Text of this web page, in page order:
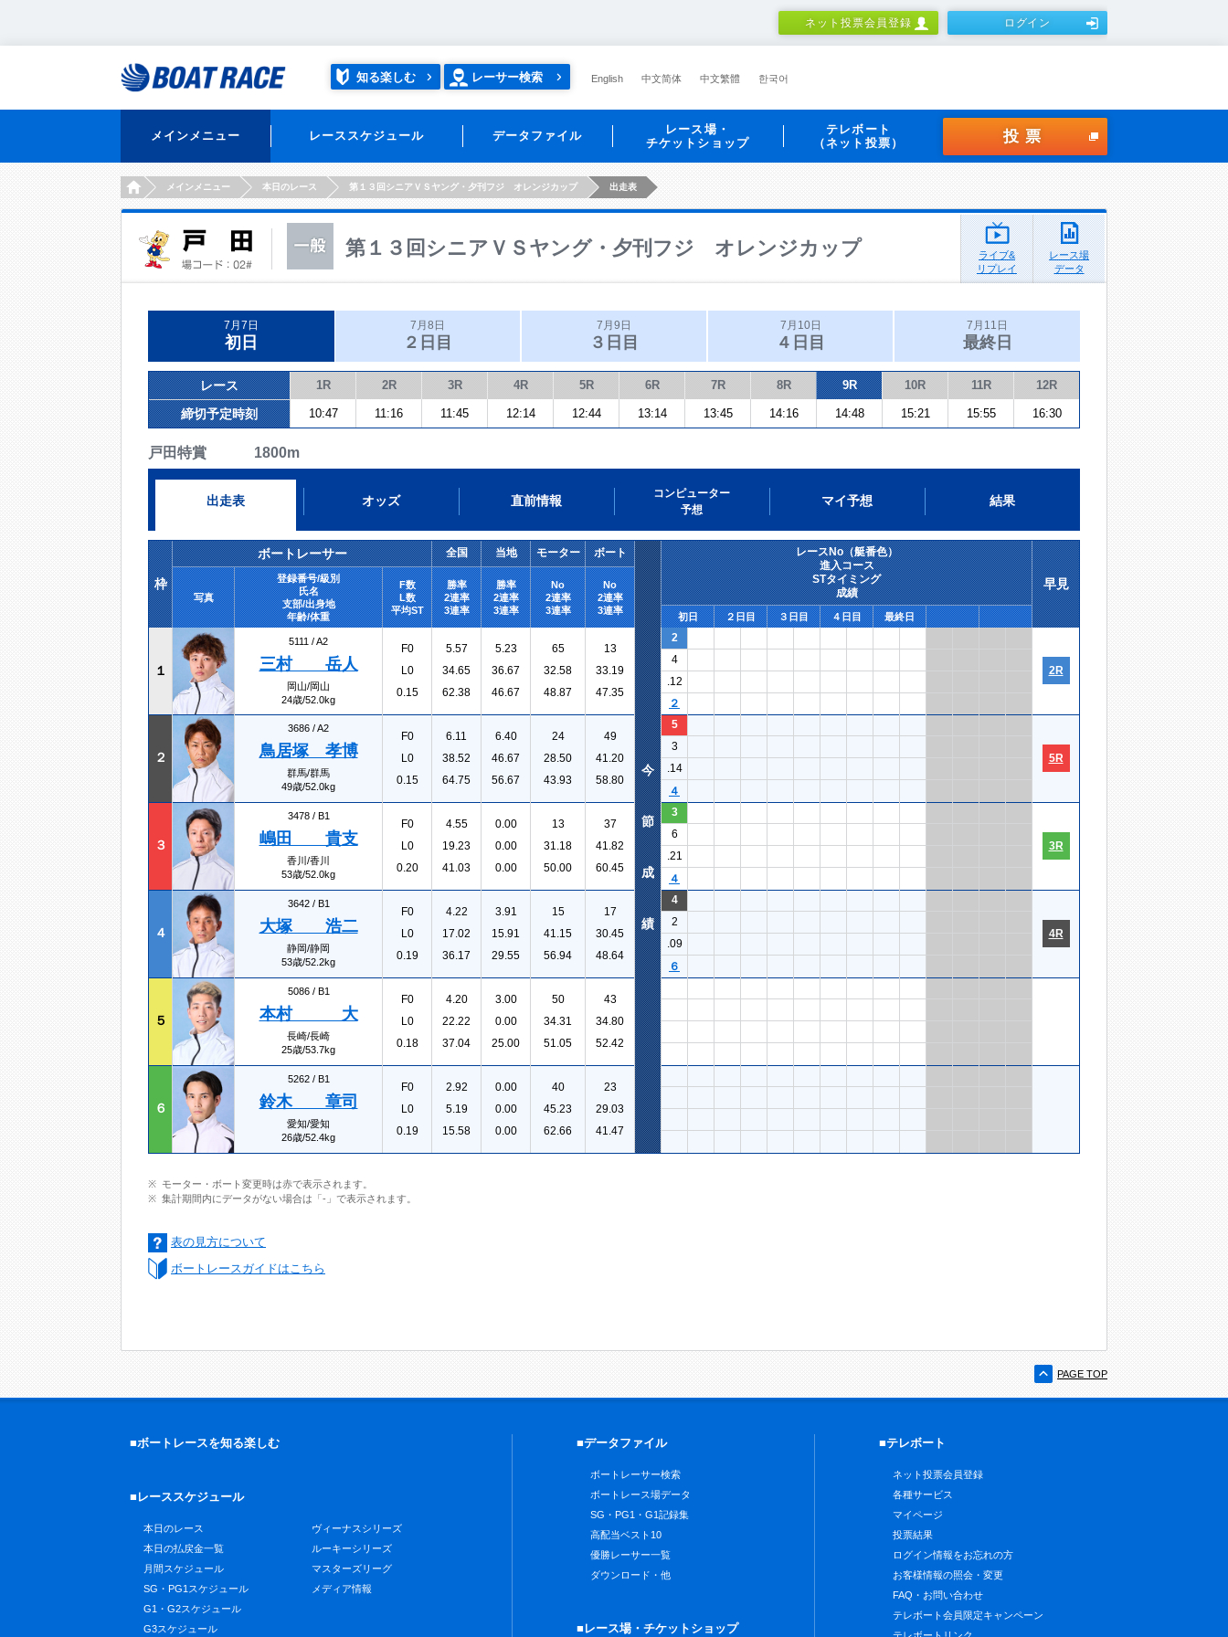
ネット投票会員登録 ログイン
知る楽しむ レーサー検索 English 中文简体 中文繁體 한국어
メインメニュー レーススケジュール データファイル
レース場・
チケットショップ
テレボート
（ネット投票）
投票
HOMEメインメニュー 本日のレース 第１３回シニアＶＳヤング・夕刊フジ オレンジカップ 出走表
第１３回シニアＶＳヤング・夕刊フジ オレンジカップ
ライブ&
リプレイ
レース場
データ
7月7日
初日
7月8日
２日目
7月9日
３日目
7月10日
４日目
7月11日
最終日
レース 1R 2R 3R 4R 5R 6R 7R 8R 9R 10R 11R 12R
締切予定時刻 10:47 11:16 11:45 12:14 12:44 13:14 13:45 14:16 14:48 15:21 15:55 16:30
戸田特賞 1800m
出走表 オッズ 直前情報
コンピューター
予想
マイ予想 結果
枠
ボートレーサー 全国 当地 モーター ボート
レースNo（艇番色）
進入コース
STタイミング
成績
早見
写真
登録番号/級別
氏名
支部/出身地
年齢/体重
F数
L数
平均ST
勝率
2連率
3連率
勝率
2連率
3連率
No
2連率
3連率
No
2連率
3連率
初日 ２日目 ３日目 ４日目 最終日
１
5111 /A2
三村 岳人
岡山/岡山
24歳/52.0kg
F0
L0
0.15
5.57
34.65
62.38
5.23
36.67
46.67
65
32.58
48.87
13
33.19
47.35
2
2R
4
.12
２
２
3686 /A2
鳥居塚 孝博
群馬/群馬
49歳/52.0kg
F0
L0
0.15
6.11
38.52
64.75
6.40
46.67
56.67
24
28.50
43.93
49
41.20
58.80
5
5R
3
.14
４
３
3478 / B1
嶋田 貴支
香川/香川
53歳/52.0kg
F0
L0
0.20
4.55
19.23
41.03
0.00
0.00
0.00
13
31.18
50.00
37
41.82
60.45
3
3R
6
.21
４
４
3642 / B1
大塚 浩二
静岡/静岡
53歳/52.2kg
F0
L0
0.19
4.22
17.02
36.17
3.91
15.91
29.55
15
41.15
56.94
17
30.45
48.64
4
4R
2
.09
６
５
5086 / B1
本村 大
長崎/長崎
25歳/53.7kg
F0
L0
0.18
4.20
22.22
37.04
3.00
0.00
25.00
50
34.31
51.05
43
34.80
52.42
６
5262 / B1
鈴木 章司
愛知/愛知
26歳/52.4kg
F0
L0
0.19
2.92
5.19
15.58
0.00
0.00
0.00
40
45.23
62.66
23
29.03
41.47
今
節
成
績
モーター・ボート変更時は赤で表示されます。
集計期間内にデータがない場合は「-」で表示されます。
表の見方について
ボートレースガイドはこちら
PAGE TOP
■ボートレースを知る楽しむ
■レーススケジュール
本日のレース
本日の払戻金一覧
月間スケジュール
SG・PG1スケジュール
G1・G2スケジュール
G3スケジュール
ヴィーナスシリーズ
ルーキーシリーズ
マスターズリーグ
メディア情報
■データファイル
ボートレーサー検索
ボートレース場データ
SG・PG1・G1記録集
高配当ベスト10
優勝レーサー一覧
ダウンロード・他
■レース場・チケットショップ
■テレボート
ネット投票会員登録
各種サービス
マイページ
投票結果
ログイン情報をお忘れの方
お客様情報の照会・変更
FAQ・お問い合わせ
テレボート会員限定キャンペーン